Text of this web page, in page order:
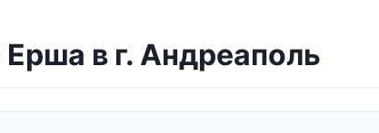
в г. Андреаполь